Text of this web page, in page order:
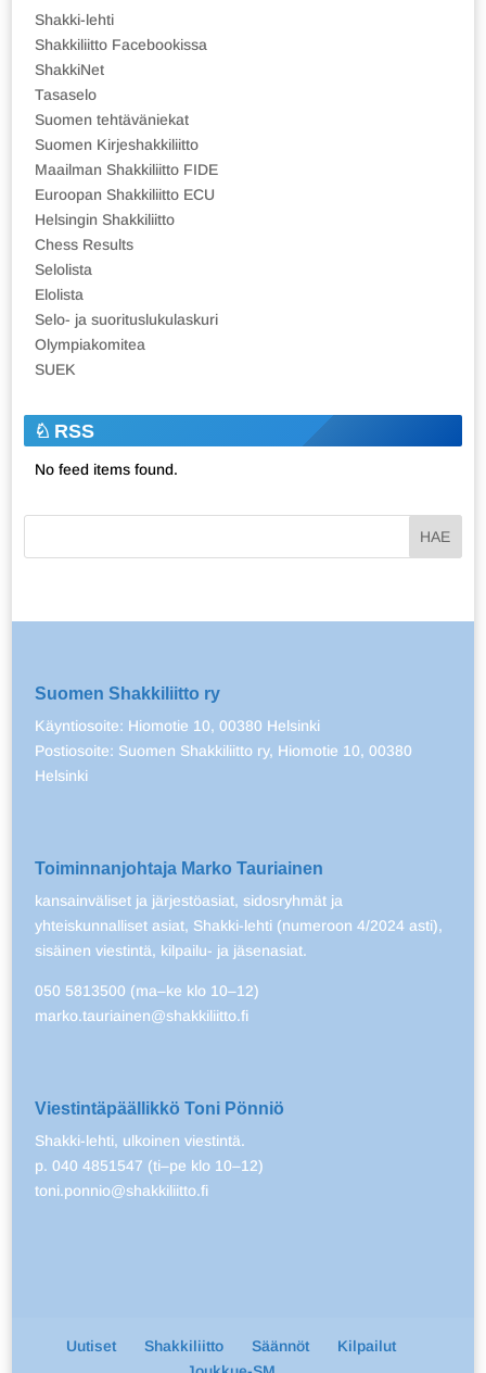
Shakki-lehti
Shakkiliitto Facebookissa
ShakkiNet
Tasaselo
Suomen tehtäväniekat
Suomen Kirjeshakkiliitto
Maailman Shakkiliitto FIDE
Euroopan Shakkiliitto ECU
Helsingin Shakkiliitto
Chess Results
Selolista
Elolista
Selo- ja suorituslukulaskuri
Olympiakomitea
SUEK
RSS
No feed items found.
Suomen Shakkiliitto ry
Käyntiosoite: Hiomotie 10, 00380 Helsinki
Postiosoite: Suomen Shakkiliitto ry, Hiomotie 10, 00380
Helsinki
Toiminnanjohtaja Marko Tauriainen
kansainväliset ja järjestöasiat, sidosryhmät ja
yhteiskunnalliset asiat, Shakki-lehti (numeroon 4/2024 asti),
sisäinen viestintä, kilpailu- ja jäsenasiat.
050 5813500 (ma–ke klo 10–12)
marko.tauriainen@shakkiliitto.fi
Viestintäpäällikkö Toni Pönniö
Shakki-lehti, ulkoinen viestintä.
p. 040 4851547 (ti–pe klo 10–12)
toni.ponnio@shakkiliitto.fi
Uutiset Shakkiliitto Säännöt
Kilpailut